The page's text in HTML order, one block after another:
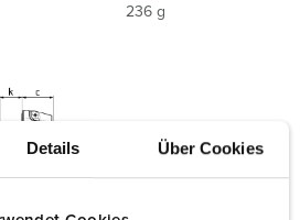
Details Über Cookies
236 g